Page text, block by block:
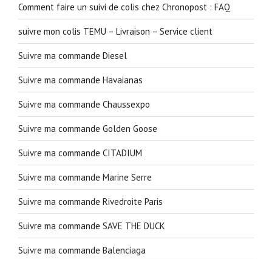
Comment faire un suivi de colis chez Chronopost : FAQ
suivre mon colis TEMU – Livraison – Service client
Suivre ma commande Diesel
Suivre ma commande Havaianas
Suivre ma commande Chaussexpo
Suivre ma commande Golden Goose
Suivre ma commande CITADIUM
Suivre ma commande Marine Serre
Suivre ma commande Rivedroite Paris
Suivre ma commande SAVE THE DUCK
Suivre ma commande Balenciaga